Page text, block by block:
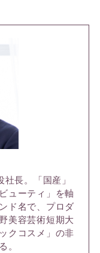
長。「国産」
ューティ」を軸
ド名で、プロダ
美容芸術短期大
クコスメ」の非
。